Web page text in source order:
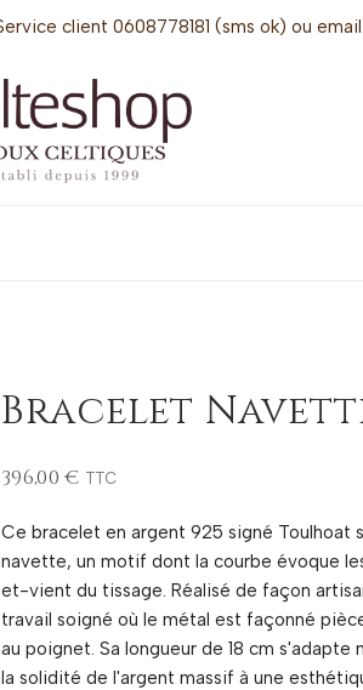
client 0608778181 (sms ok) ou email.
Bracelet
396,00 € TTC
Ce bracelet en argent 925 signé Toulhoat
navette, un motif dont la courbe évoque
et-vient du tissage. Réalisé de façon
travail soigné où le métal est façonné
au poignet. Sa longueur de 18 cm
la solidité de l'argent massif à une